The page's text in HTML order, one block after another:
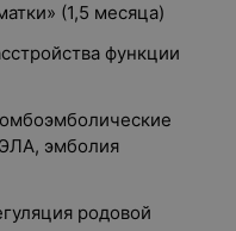
(1,5 месяца)
функции
эмболия
родовой